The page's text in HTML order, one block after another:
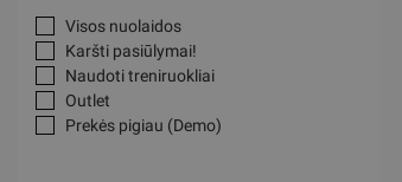
Visos nuolaidos
Karšti pasiūlymai!
Naudoti treniruokliai
Outlet
Prekės pigiau (Demo)